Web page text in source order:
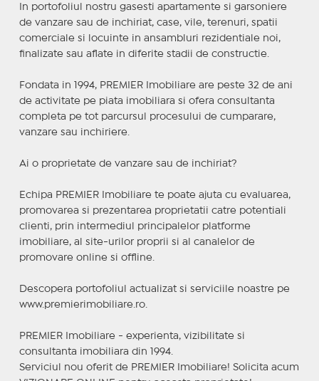
In portofoliul nostru gasesti apartamente si garsoniere
de vanzare sau de inchiriat, case, vile, terenuri, spatii
comerciale si locuinte in ansambluri rezidentiale noi,
finalizate sau aflate in diferite stadii de constructie.
Fondata in 1994, PREMIER Imobiliare are peste 32 de ani
de activitate pe piata imobiliara si ofera consultanta
completa pe tot parcursul procesului de cumparare,
vanzare sau inchiriere.
Ai o proprietate de vanzare sau de inchiriat?
Echipa PREMIER Imobiliare te poate ajuta cu evaluarea,
promovarea si prezentarea proprietatii catre potentiali
clienti, prin intermediul principalelor platforme
imobiliare, al site-urilor proprii si al canalelor de
promovare online si offline.
Descopera portofoliul actualizat si serviciile noastre pe
www.premierimobiliare.ro.
PREMIER Imobiliare - experienta, vizibilitate si
consultanta imobiliara din 1994.
Serviciul nou oferit de PREMIER Imobiliare! Solicita acum